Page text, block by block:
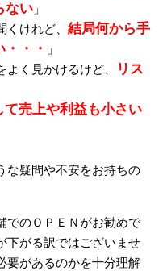
ない 」
くけれど、 結局何から手
・・
」
よく見かけるけど、
リス
て売上や利益も小さい
な疑問や不安をお持ちの
でのＯＰＥＮがお勧めで
下がる訳ではございませ
要があるのかを十分理解